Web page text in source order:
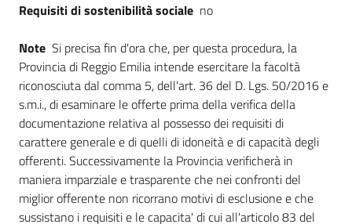
Requisiti di sostenibilità sociale no
Note Si precisa fin d'ora che, per questa procedura, la
Provincia di Reggio Emilia intende esercitare la facoltà
riconosciuta dal comma 5, dell'art. 36 del D. Lgs. 50/2016 e
s.m.i., di esaminare le offerte prima della verifica della
documentazione relativa al possesso dei requisiti di
carattere generale e di quelli di idoneità e di capacità degli
offerenti. Successivamente la Provincia verificherà in
maniera imparziale e trasparente che nei confronti del
miglior offerente non ricorrano motivi di esclusione e che
sussistano i requisiti e le capacita' di cui all'articolo 83 del